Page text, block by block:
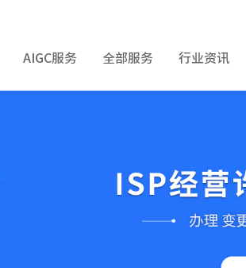
AIGC服务 全部服务 行业资讯